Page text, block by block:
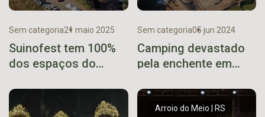
Sem categoria21 maio 2025
Suinofest tem 100%
dos espaços do
vendidos
Sem categoria05 jun 2024
Camping devastado
pela enchente em
faz campanha para
reconstrução
Arroio do Meio | RS